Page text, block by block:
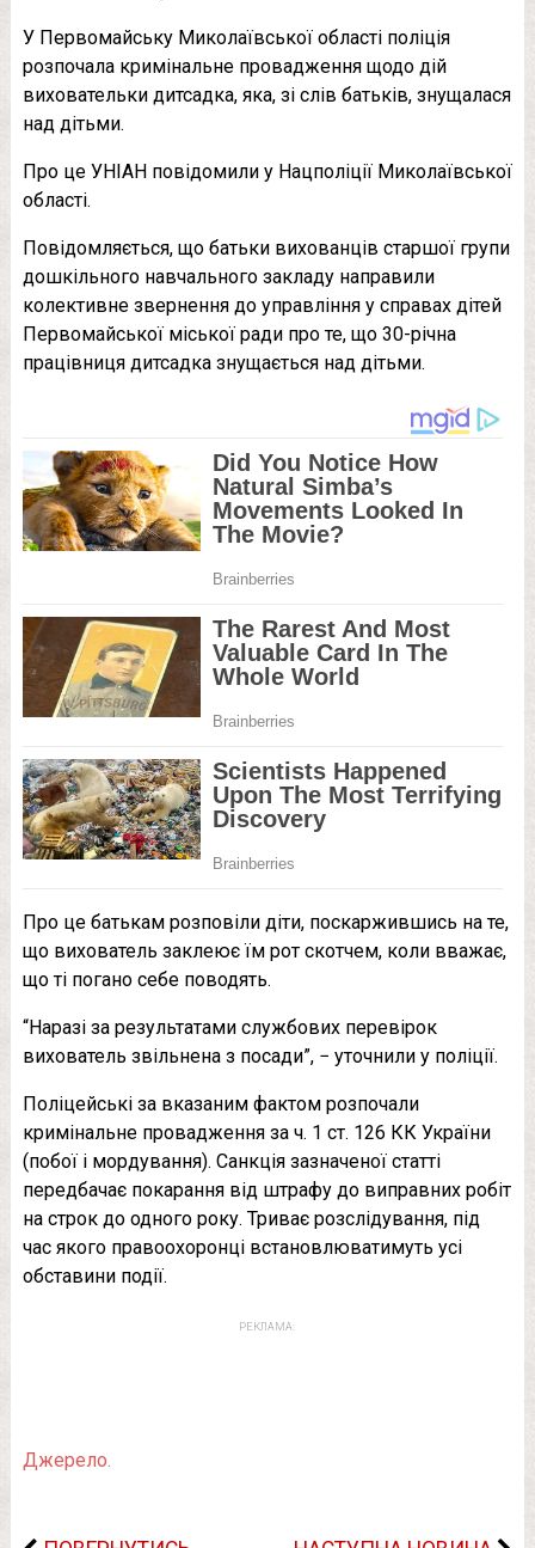
У Первомайську Миколаївської області поліція
розпочала кримінальне провадження щодо дій
виховательки дитсадка, яка, зі слів батьків, знущалася
над дітьми.
Про це УНІАН повідомили у Нацполіції Миколаївської
області.
Повідомляється, що батьки вихованців старшої групи
дошкільного навчального закладу направили
колективне звернення до управління у справах дітей
Первомайської міської ради про те, що 30-річна
працівниця дитсадка знущається над дітьми.
Про це батькам розповіли діти, поскаржившись на те,
що вихователь заклеює їм рот скотчем, коли вважає,
що ті погано себе поводять.
“Наразі за результатами службових перевірок
вихователь звільнена з посади”, − уточнили у поліції.
Поліцейські за вказаним фактом розпочали
кримінальне провадження за ч. 1 ст. 126 КК України
(побої і мордування). Санкція зазначеної статті
передбачає покарання від штрафу до виправних робіт
на строк до одного року. Триває розслідування, під
час якого правоохоронці встановлюватимуть усі
обставини події.
РЕКЛАМА:
Джерело.